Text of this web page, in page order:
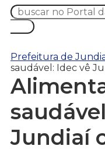
Prefeitura de
saudável: Idec vê
Jundiaí